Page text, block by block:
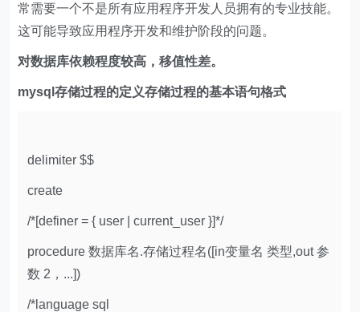
常需要一个不是所有应用程序开发人员拥有的专业技能。
这可能导致应用程序开发和维护阶段的问题。
对数据库依赖程度较高，移值性差。
mysql存储过程的定义存储过程的基本语句格式
delimiter $$
create
/*[definer = { user | current_user }]*/
procedure 数据库名.存储过程名([in变量名 类型,out 参
数 2，...])
/*language sql